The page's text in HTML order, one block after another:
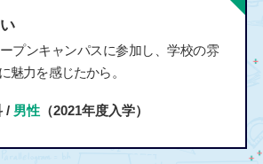
プンキャンパスに参加し、学校の雰
魅力を感じたから。
/ 男性（2021年度入学）